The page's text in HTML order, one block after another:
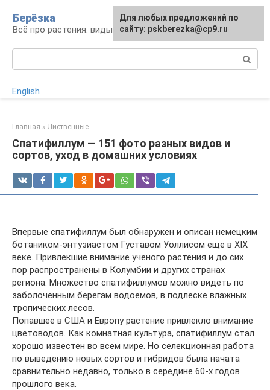
контенту
Берёзка
Всё про растения: виды, выращивание, уход
English
Главная » Лиственные
Спатифиллум — 151 фото разных видов и
сортов, уход в домашних условиях
Впервые спатифиллум был обнаружен и описан немецким
ботаником-энтузиастом Густавом Уоллисом еще в XIX
веке. Привлекшие внимание ученого растения и до сих
пор распространены в Колумбии и других странах
региона. Множество спатифиллумов можно видеть по
заболоченным берегам водоемов, в подлеске влажных
тропических лесов.
Попавшее в США и Европу растение привлекло внимание
цветоводов. Как комнатная культура, спатифиллум стал
хорошо известен во всем мире. Но селекционная работа
по выведению новых сортов и гибридов была начата
сравнительно недавно, только в середине 60-х годов
прошлого века.
Для любых предложений по
сайту: pskberezka@cp9.ru